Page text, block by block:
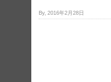
By, 2016年2月28日